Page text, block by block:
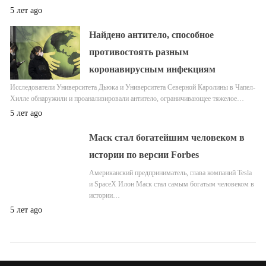
5 лет ago
Найдено антитело, способное
противостоять разным
коронавирусным инфекциям
Исследователи Университета Дьюка и Университета Северной Каролины в Чапел-
Хилле обнаружили и проанализировали антитело, ограничивающее тяжелое…
5 лет ago
Маск стал богатейшим человеком в
истории по версии Forbes
Американский предприниматель, глава компаний Tesla
и SpaceX Илон Маск стал самым богатым человеком в
истории…
5 лет ago